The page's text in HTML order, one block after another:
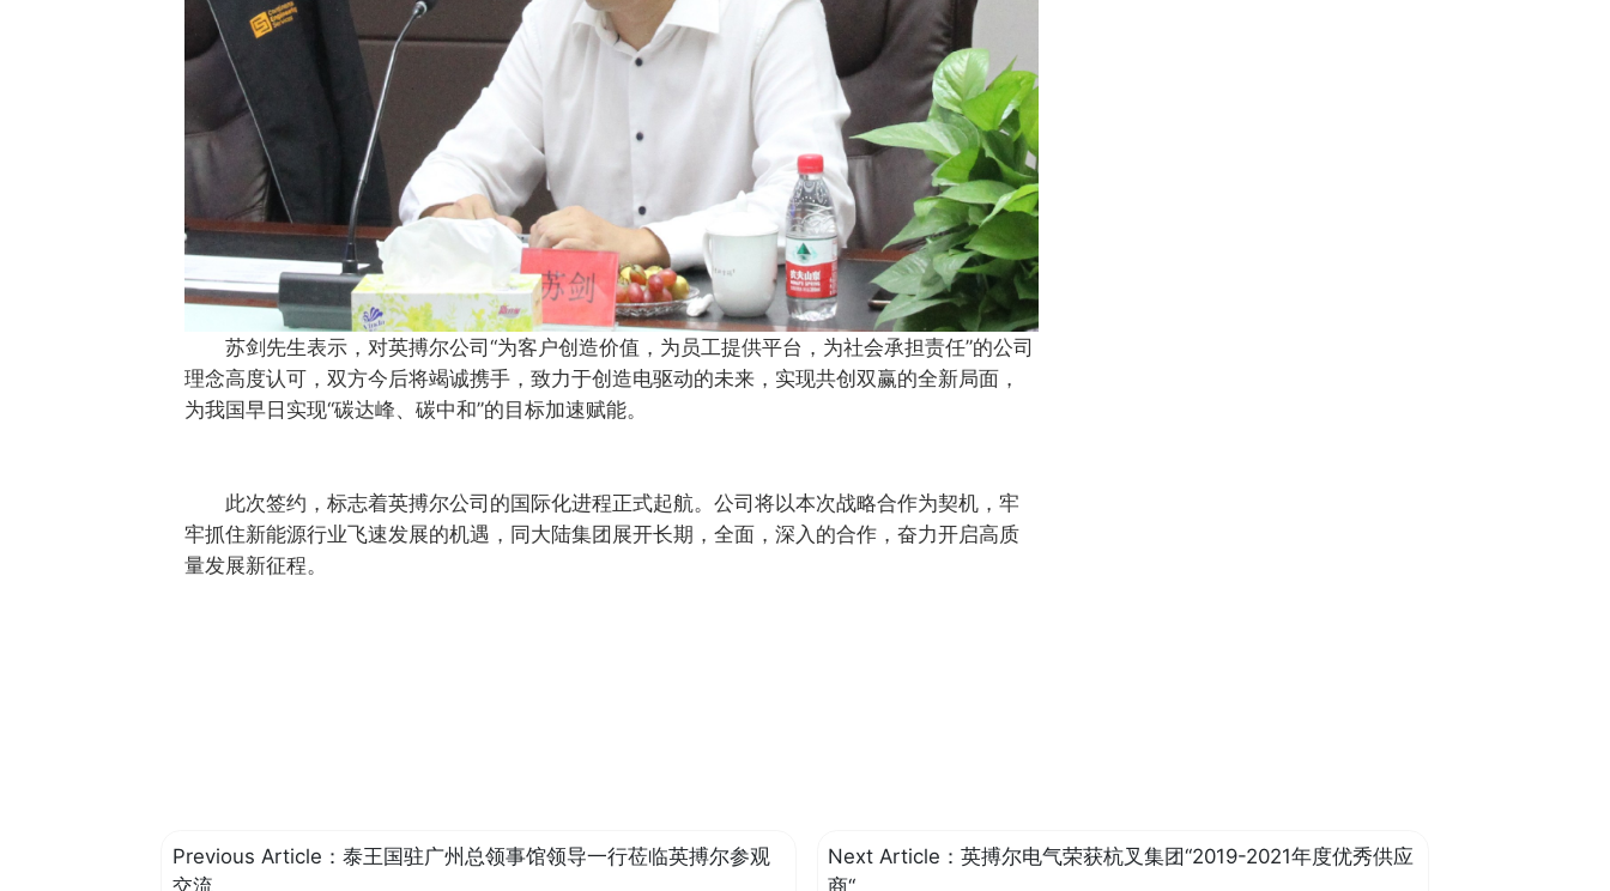
苏剑先生表示，对英搏尔公司“为客户创造价值，为员工提供平台，为社会承担责任”的公司
理念高度认可，双方今后将竭诚携手，致力于创造电驱动的未来，实现共创双赢的全新局面，
为我国早日实现“碳达峰、碳中和”的目标加速赋能。
此次签约，标志着英搏尔公司的国际化进程正式起航。公司将以本次战略合作为契机，牢
牢抓住新能源行业飞速发展的机遇，同大陆集团展开长期，全面，深入的合作，奋力开启高质
量发展新征程。
Previous Article： 泰王国驻广州总领事馆领导一行莅临英搏尔参观
交流
Next Article：英搏尔电气荣获杭叉集团“2019-2021年度优秀供应
商“